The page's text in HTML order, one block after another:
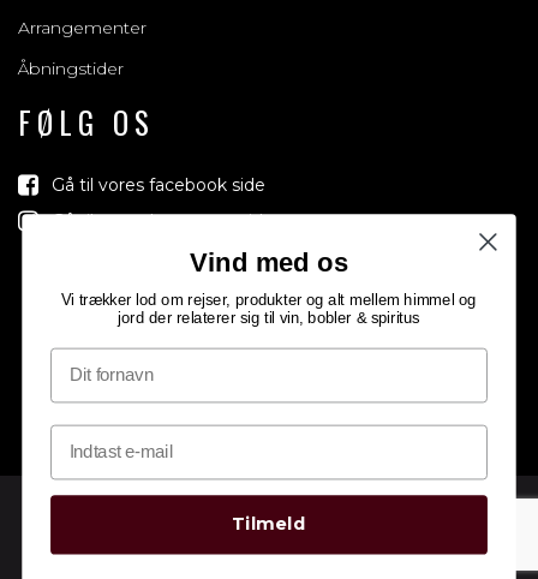
Arrangementer
Åbningstider
FØLG OS
Gå til vores facebook side
Gå til vores Instagram side
Vind med os
Vi trækker lod om rejser, produkter og alt mellem himmel og
jord der relaterer sig til vin, bobler & spiritus
Tilmeld